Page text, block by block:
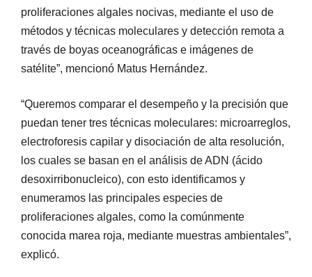
proliferaciones algales nocivas, mediante el uso de
métodos y técnicas moleculares y detección remota a
través de boyas oceanográficas e imágenes de
satélite”, mencionó Matus Hernández.
“Queremos comparar el desempeño y la precisión que
puedan tener tres técnicas moleculares: microarreglos,
electroforesis capilar y disociación de alta resolución,
los cuales se basan en el análisis de ADN (ácido
desoxirribonucleico), con esto identificamos y
enumeramos las principales especies de
proliferaciones algales, como la comúnmente
conocida marea roja, mediante muestras ambientales”,
explicó.